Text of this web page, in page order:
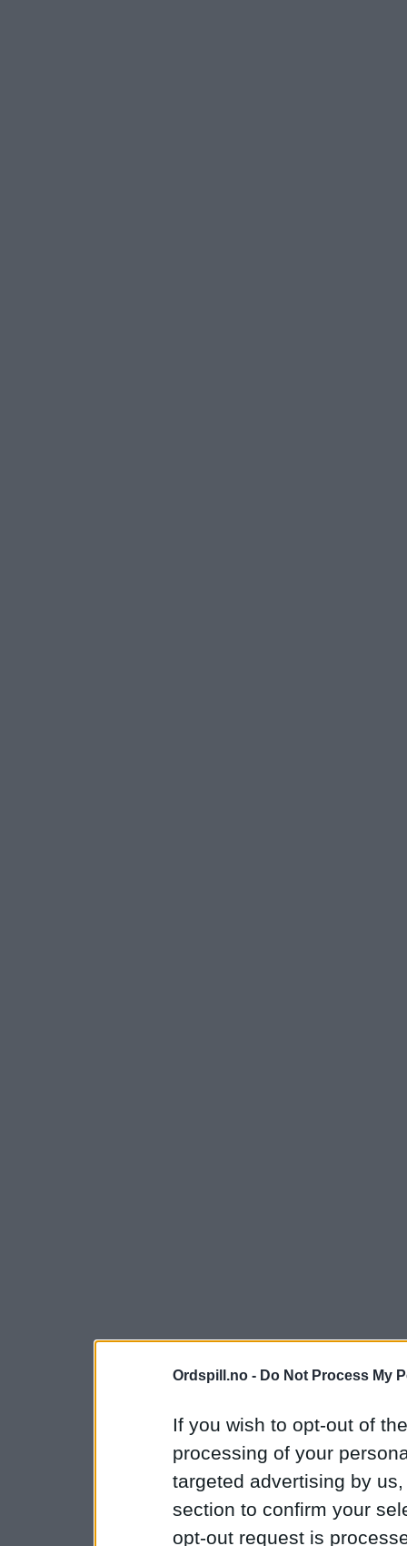
Ordspill.no - Do Not Process My
If you wish to opt-out of
processing of your
targeted advertising by
section to confirm your
opt-out request is